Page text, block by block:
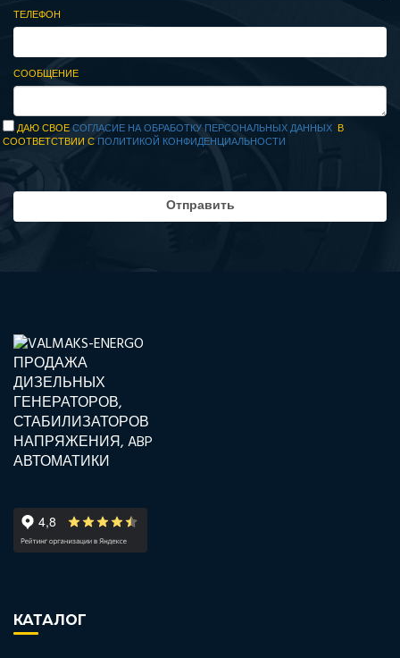
ТЕЛЕФОН
СООБЩЕНИЕ
ДАЮ СВОЕСОГЛАСИЕ НА ОБРАБОТКУ ПЕРСОНАЛЬНЫХ ДАННЫХ В
СООТВЕТСТВИИ СПОЛИТИКОЙ КОНФИДЕНЦИАЛЬНОСТИ
КАТАЛОГ